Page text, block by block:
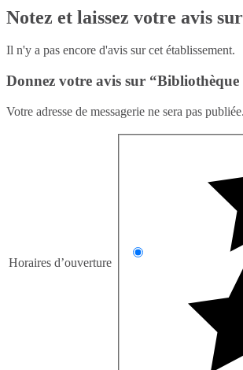
Notez et laissez votre avis
Il n'y a pas encore d'avis sur cet établissement.
Donnez votre avis sur
Votre adresse de messagerie ne sera pas publiée.
Horaires d’ouverture